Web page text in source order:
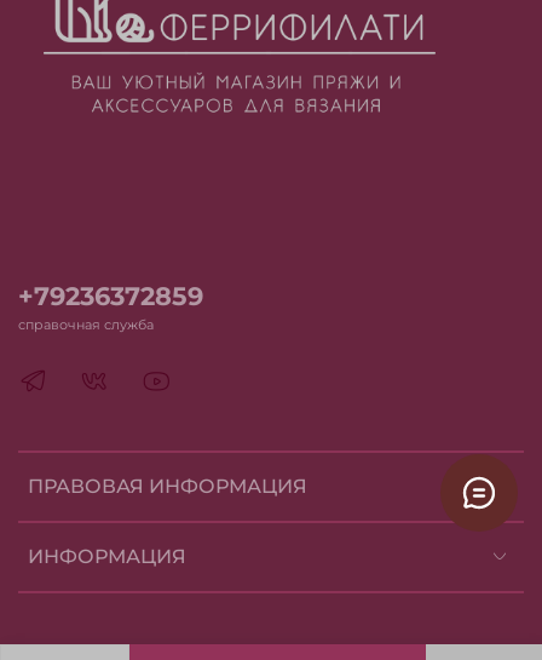
ПРАВОВАЯ ИНФОРМАЦИЯ
ИНФОРМАЦИЯ
+79236372859
справочная служба